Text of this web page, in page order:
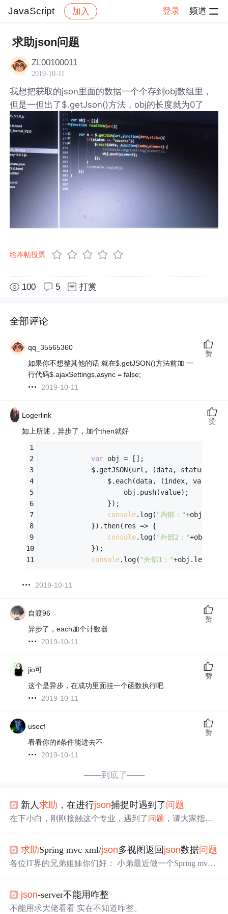
JavaScript 加入 登录 频道
社区 JavaScript
求助json问题
ZL00100011
2019-10-11
我想把获取的json里面的数据一个个存到obj数组里，
但是一但出了$.getJson()方法，obj的长度就为0了
给本帖投票
100 5 打赏
全部评论
qq_35565360
如果你不想整其他的话 就在$.getJSON()方法前加 一
行代码$.ajaxSettings.async = false;
2019-10-11
赞
Logerlink
如上所述，异步了，加个then就好
var obj = [];
            $.getJSON(url,
(data, status
                $.each(data,
(index, value
                    obj.push(value);
                });
console.log( "内部："
            }).then(
res => {
console.log( "外部2："
            });
console.log( "外部1："+obj.length)
2019-10-11
赞
自渡96
异步了，each加个计数器
2019-10-11
赞
jio可
这个是异步，在成功里面挂一个函数执行吧
2019-10-11
赞
usecf
看看你的if条件能进去不
2019-10-11
赞
——到底了——
新人求助 ，在进行json捕捉时遇到了问题
在下小白，刚刚接触这个专业，遇到了问题 ，请大家指点
求助Spring mvc xml/json多视图返回 json数据问题
各位IT界的兄弟姐妹你们好： 小弟最近做一个Spring mvc
9.2作为返回的视图，在返回的
在json数据中jackjaon自动把方法中接收请求参数的对象也
json-server不能用咋整
不能用求大佬看看 实在不知道咋整。